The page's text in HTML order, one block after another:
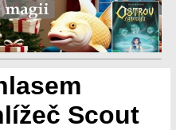
Scout